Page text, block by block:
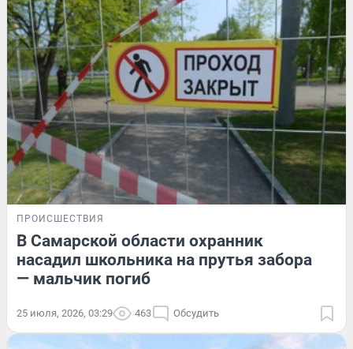
ПРОИСШЕСТВИЯ
В Самарской области охранник
насадил школьника на прутья забора
— мальчик погиб
25 июля, 2026, 03:29 463 Обсудить